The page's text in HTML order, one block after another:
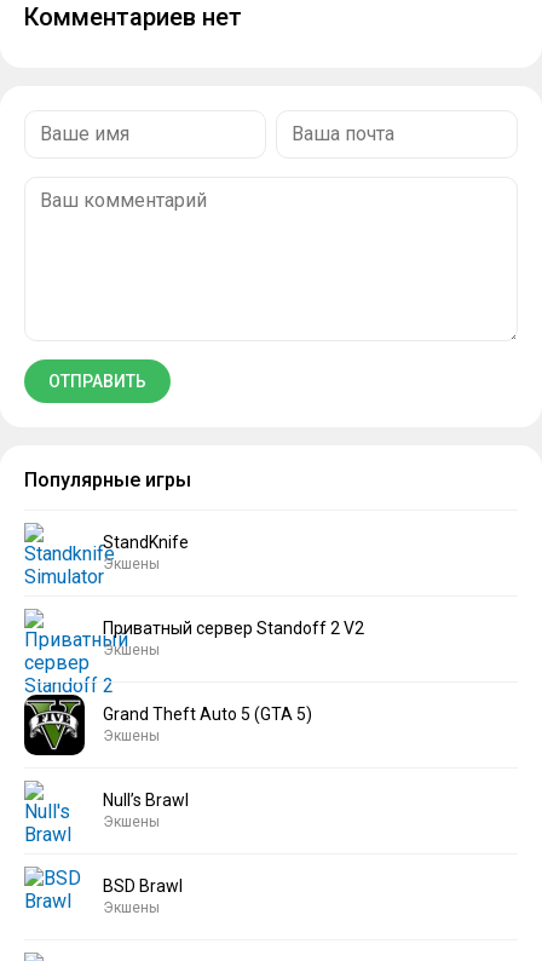
Комментариев нет
Популярные игры
StandKnife
Экшены
Приватный сервер Standoff 2 V2
Экшены
Grand Theft Auto 5 (GTA 5)
Экшены
Null’s Brawl
Экшены
BSD Brawl
Экшены